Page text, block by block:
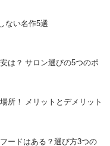
ない名作5選
は？ サロン選びの5つのポ
所！ メリットとデメリット
ードはある？選び方3つの